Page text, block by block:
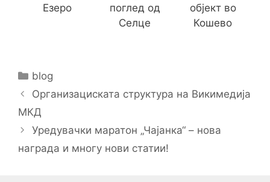
Езеро
поглед од
Селце
објект во
Кошево
Categories
blog
Post
navigation
Организациската структура на Викимедија
МКД
Уредувачки маратон „Чајанка“ – нова
награда и многу нови статии!